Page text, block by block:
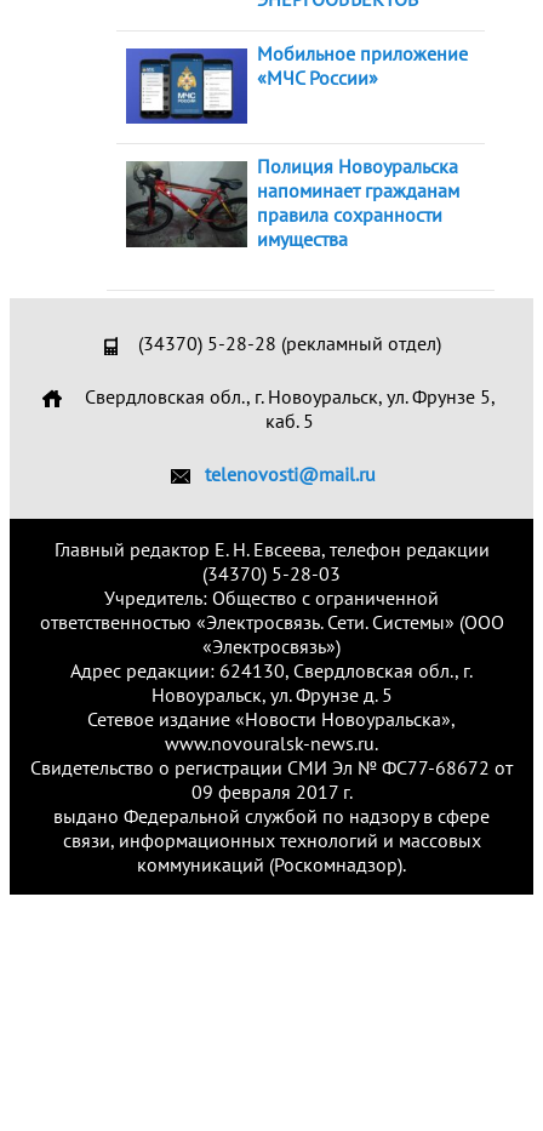
Мобильное приложение
«МЧС России»
Полиция Новоуральска
напоминает гражданам
правила сохранности
имущества
(34370) 5-28-28 (рекламный отдел)
Свердловская обл., г. Новоуральск, ул. Фрунзе 5,
каб. 5
telenovosti@mail.ru
Главный редактор Е. Н. Евсеева, телефон редакции
(34370) 5-28-03
Учредитель: Общество с ограниченной
ответственностью «Электросвязь. Сети. Системы» (ООО
«Электросвязь»)
Адрес редакции: 624130, Свердловская обл., г.
Новоуральск, ул. Фрунзе д. 5
Сетевое издание «Новости Новоуральска»,
www.novouralsk-news.ru.
Свидетельство о регистрации СМИ Эл № ФС77-68672 от
09 февраля 2017 г.
выдано Федеральной службой по надзору в сфере
связи, информационных технологий и массовых
коммуникаций (Роскомнадзор).